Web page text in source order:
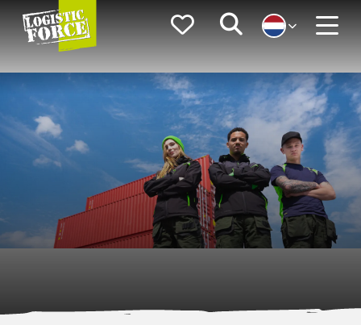
Logistic
Force
FavorietenZoeken